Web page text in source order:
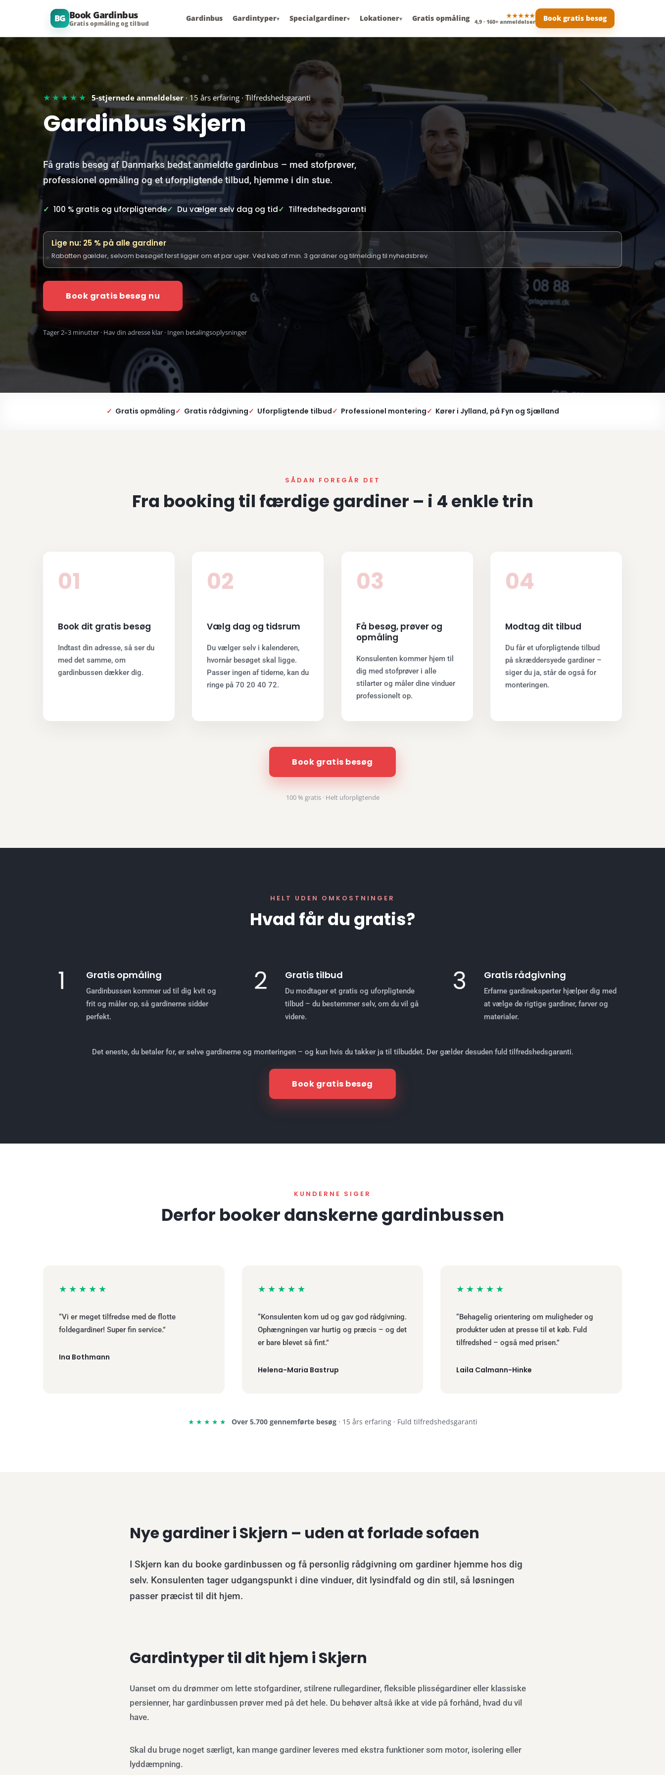
BG Book Gardinbus
Gratis opmåling og tilbud
Gardinbus Gardintyper▾ Specialgardiner▾ Lokationer▾ Gratis opmåling ★★★★★
4,9 · 160+ anmeldelser Book gratis besøg
★★★★★ 5-stjernede anmeldelser · 15 års erfaring · Tilfredshedsgaranti
Gardinbus Skjern
Få gratis besøg af Danmarks bedst anmeldte gardinbus – med stofprøver,
professionel opmåling og et uforpligtende tilbud, hjemme i din stue.
✓ 100 % gratis og uforpligtende✓ Du vælger selv dag og tid✓ Tilfredshedsgaranti
Lige nu: 25 % på alle gardiner
Rabatten gælder, selvom besøget først ligger om et par uger. Ved køb af min. 3 gardiner og tilmelding til nyhedsbrev.
Book gratis besøg nu
Tager 2–3 minutter · Hav din adresse klar · Ingen betalingsoplysninger
✓ Gratis opmåling✓ Gratis rådgivning✓ Uforpligtende tilbud✓ Professionel montering✓ Kører i Jylland, på Fyn og Sjælland
SÅDAN FOREGÅR DET
Fra booking til færdige gardiner – i 4 enkle trin
01
Book dit gratis besøg
Indtast din adresse, så ser du
med det samme, om
gardinbussen dækker dig.
02
Vælg dag og tidsrum
Du vælger selv i kalenderen,
hvornår besøget skal ligge.
Passer ingen af tiderne, kan du
ringe på 70 20 40 72.
03
Få besøg, prøver og
opmåling
Konsulenten kommer hjem til
dig med stofprøver i alle
stilarter og måler dine vinduer
professionelt op.
04
Modtag dit tilbud
Du får et uforpligtende tilbud
på skræddersyede gardiner –
siger du ja, står de også for
monteringen.
Book gratis besøg
100 % gratis · Helt uforpligtende
HELT UDEN OMKOSTNINGER
Hvad får du gratis?
Gratis opmåling
Gardinbussen kommer ud til dig kvit og
frit og måler op, så gardinerne sidder
perfekt.
Gratis tilbud
Du modtager et gratis og uforpligtende
tilbud – du bestemmer selv, om du vil gå
videre.
Gratis rådgivning
Erfarne gardineksperter hjælper dig med
at vælge de rigtige gardiner, farver og
materialer.
Det eneste, du betaler for, er selve gardinerne og monteringen – og kun hvis du takker ja til tilbuddet. Der gælder desuden fuld tilfredshedsgaranti.
Book gratis besøg
KUNDERNE SIGER
Derfor booker danskerne gardinbussen
★★★★★
“Vi er meget tilfredse med de flotte
foldegardiner! Super fin service.”
Ina Bothmann
★★★★★
“Konsulenten kom ud og gav god rådgivning.
Ophængningen var hurtig og præcis – og det
er bare blevet så fint.”
Helena-Maria Bastrup
★★★★★
“Behagelig orientering om muligheder og
produkter uden at presse til et køb. Fuld
tilfredshed – også med prisen.”
Laila Calmann-Hinke
★★★★★ Over 5.700 gennemførte besøg· 15 års erfaring · Fuld tilfredshedsgaranti
Nye gardiner i Skjern – uden at forlade sofaen
I Skjern kan du booke gardinbussen og få personlig rådgivning om gardiner hjemme hos dig
selv. Konsulenten tager udgangspunkt i dine vinduer, dit lysindfald og din stil, så løsningen
passer præcist til dit hjem.
Gardintyper til dit hjem i Skjern
Uanset om du drømmer om lette stofgardiner, stilrene rullegardiner, fleksible plisségardiner eller klassiske
persienner, har gardinbussen prøver med på det hele. Du behøver altså ikke at vide på forhånd, hvad du vil
have.
Skal du bruge noget særligt, kan mange gardiner leveres med ekstra funktioner som motor, isolering eller
lyddæmpning.